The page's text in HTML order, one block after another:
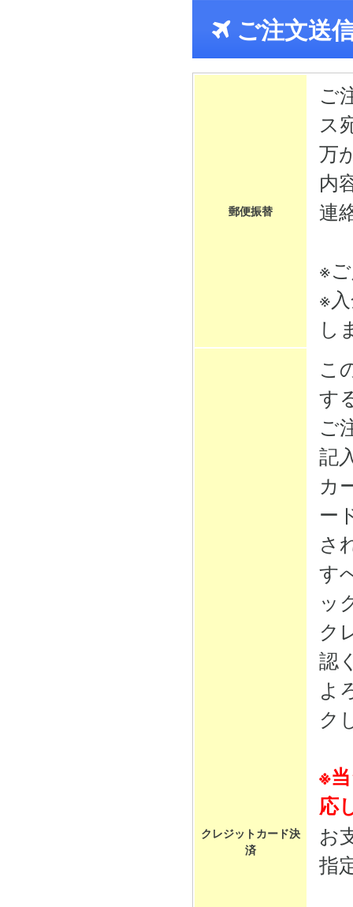
ご注文送
郵便振替
ご
ス
万
内
連
※
※
し
クレジットカード決
済
こ
す
ご
記
カ
ー
さ
す
ッ
ク
認
よ
ク
※
応
お
指